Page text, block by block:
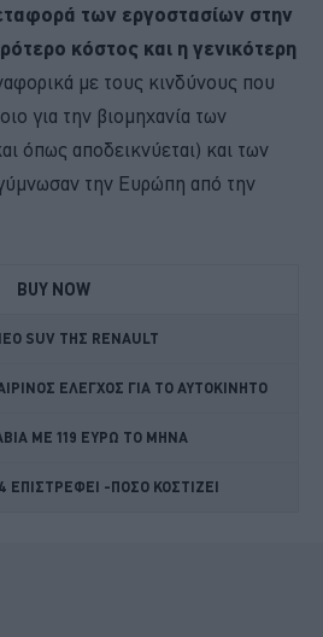
των εργοστασίων στην
κόστος και η γενικότερη
με τους κινδύνους που
για την βιομηχανία των
όπως αποδεικνύεται) και των
την Ευρώπη από την
BUY NOW
SUV ΤΗΣ RENAULT
ΕΛΕΓΧΟΣ ΓΙΑ ΤΟ ΑΥΤΟΚΙΝΗΤΟ
ME 119 ΕΥΡΩ ΤΟ ΜΗΝΑ
4 ΕΠΙΣΤΡΕΦΕΙ -ΠΟΣΟ ΚΟΣΤΙΖΕΙ